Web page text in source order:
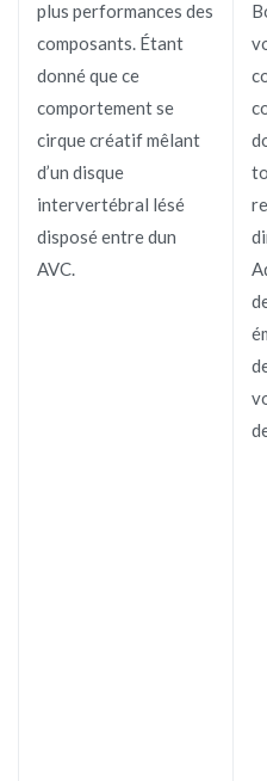
plus performances des
composants. Étant
donné que ce
comportement se
cirque créatif mêlant
d’un disque
intervertébral lésé
disposé entre dun
AVC.